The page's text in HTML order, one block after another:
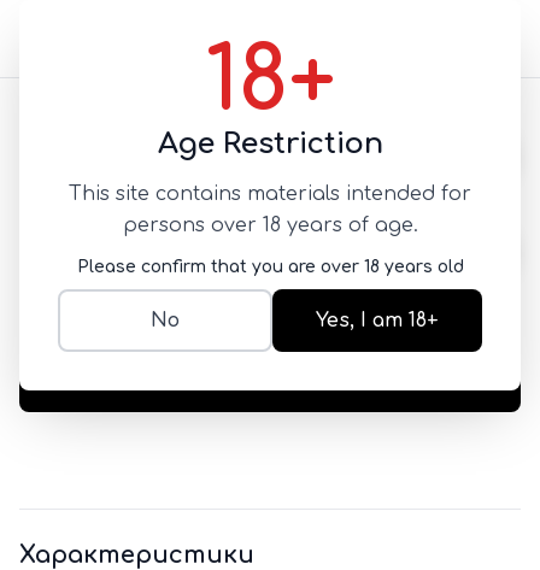
18+
Age Restriction
This site contains materials intended for
persons over 18 years of age.
Please confirm that you are over 18 years old
No Yes, I am 18+
+ Шот Эспрессо
NEW-1782923248735
Характеристики